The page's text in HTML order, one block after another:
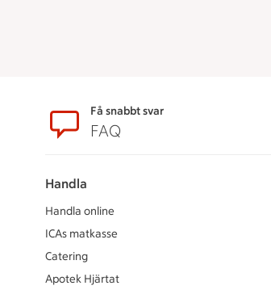
SidfotFå snabbt svar
FAQ
Handla
Handla online
ICAs matkasse
Catering
Apotek Hjärtat